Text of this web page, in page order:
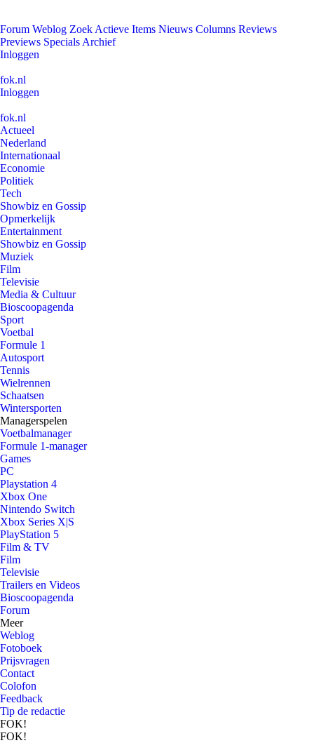
Forum Weblog Zoek Actieve Items Nieuws Columns Reviews
Previews Specials Archief
Inloggen
fok.nl
Inloggen
fok.nl
Actueel
Nederland
Internationaal
Economie
Politiek
Tech
Showbiz en Gossip
Opmerkelijk
Entertainment
Showbiz en Gossip
Muziek
Film
Televisie
Media & Cultuur
Bioscoopagenda
Sport
Voetbal
Formule 1
Autosport
Tennis
Wielrennen
Schaatsen
Wintersporten
Managerspelen
Voetbalmanager
Formule 1-manager
Games
PC
Playstation 4
Xbox One
Nintendo Switch
Xbox Series X|S
PlayStation 5
Film & TV
Film
Televisie
Trailers en Videos
Bioscoopagenda
Forum
Meer
Weblog
Fotoboek
Prijsvragen
Contact
Colofon
Feedback
Tip de redactie
FOK!
FOK!